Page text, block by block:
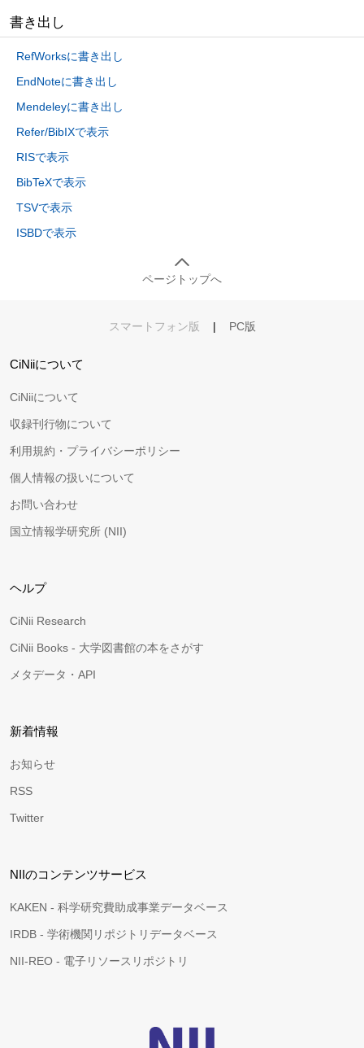
書き出し
RefWorksに書き出し
EndNoteに書き出し
Mendeleyに書き出し
Refer/BibIXで表示
RISで表示
BibTeXで表示
TSVで表示
ISBDで表示
ページトップへ
スマートフォン版 | PC版
CiNiiについて
CiNiiについて
収録刊行物について
利用規約・プライバシーポリシー
個人情報の扱いについて
お問い合わせ
国立情報学研究所 (NII)
ヘルプ
CiNii Research
CiNii Books - 大学図書館の本をさがす
メタデータ・API
新着情報
お知らせ
RSS
Twitter
NIIのコンテンツサービス
KAKEN - 科学研究費助成事業データベース
IRDB - 学術機関リポジトリデータベース
NII-REO - 電子リソースリポジトリ